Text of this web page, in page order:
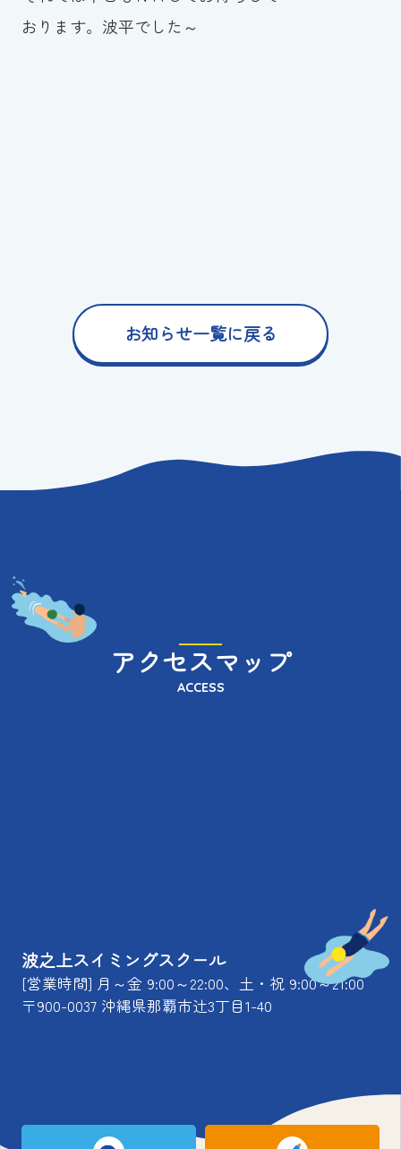
おります。波平でした～
お知らせ一覧に戻る
アクセスマップ
ACCESS
波之上スイミングスクール
[営業時間] 月～金 9:00～22:00、土・祝 9:00～21:00
〒900-0037 沖縄県那覇市辻3丁目1-40